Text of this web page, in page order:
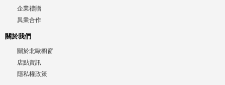
企業禮贈
異業合作
關於我們
關於北歐櫥窗
店點資訊
隱私權政策